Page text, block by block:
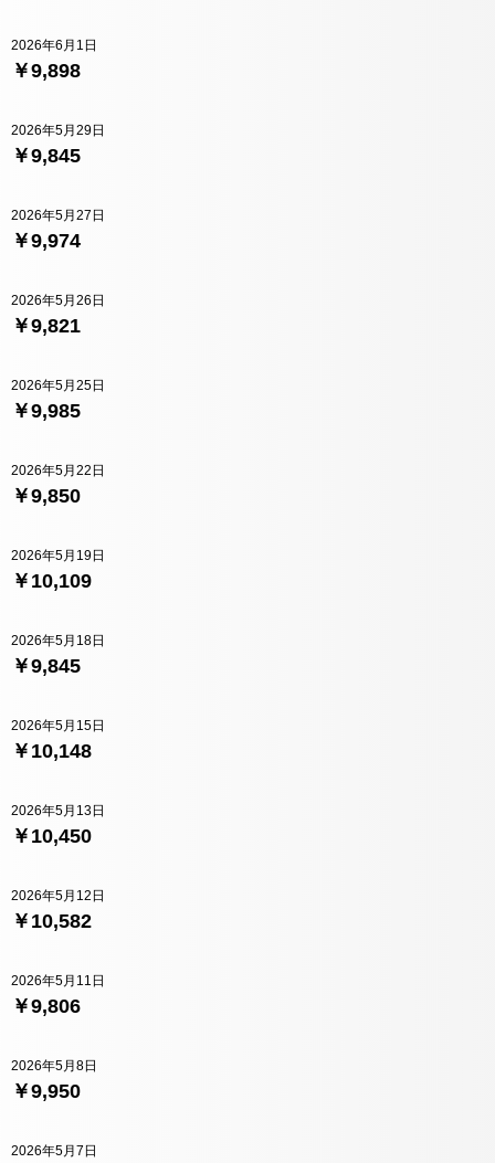
￥9,898
2026年6月1日
￥9,845
2026年5月29日
￥9,974
2026年5月27日
￥9,821
2026年5月26日
￥9,985
2026年5月25日
￥9,850
2026年5月22日
￥10,109
2026年5月19日
￥9,845
2026年5月18日
￥10,148
2026年5月15日
￥10,450
2026年5月13日
￥10,582
2026年5月12日
￥9,806
2026年5月11日
￥9,950
2026年5月8日
2026年5月7日